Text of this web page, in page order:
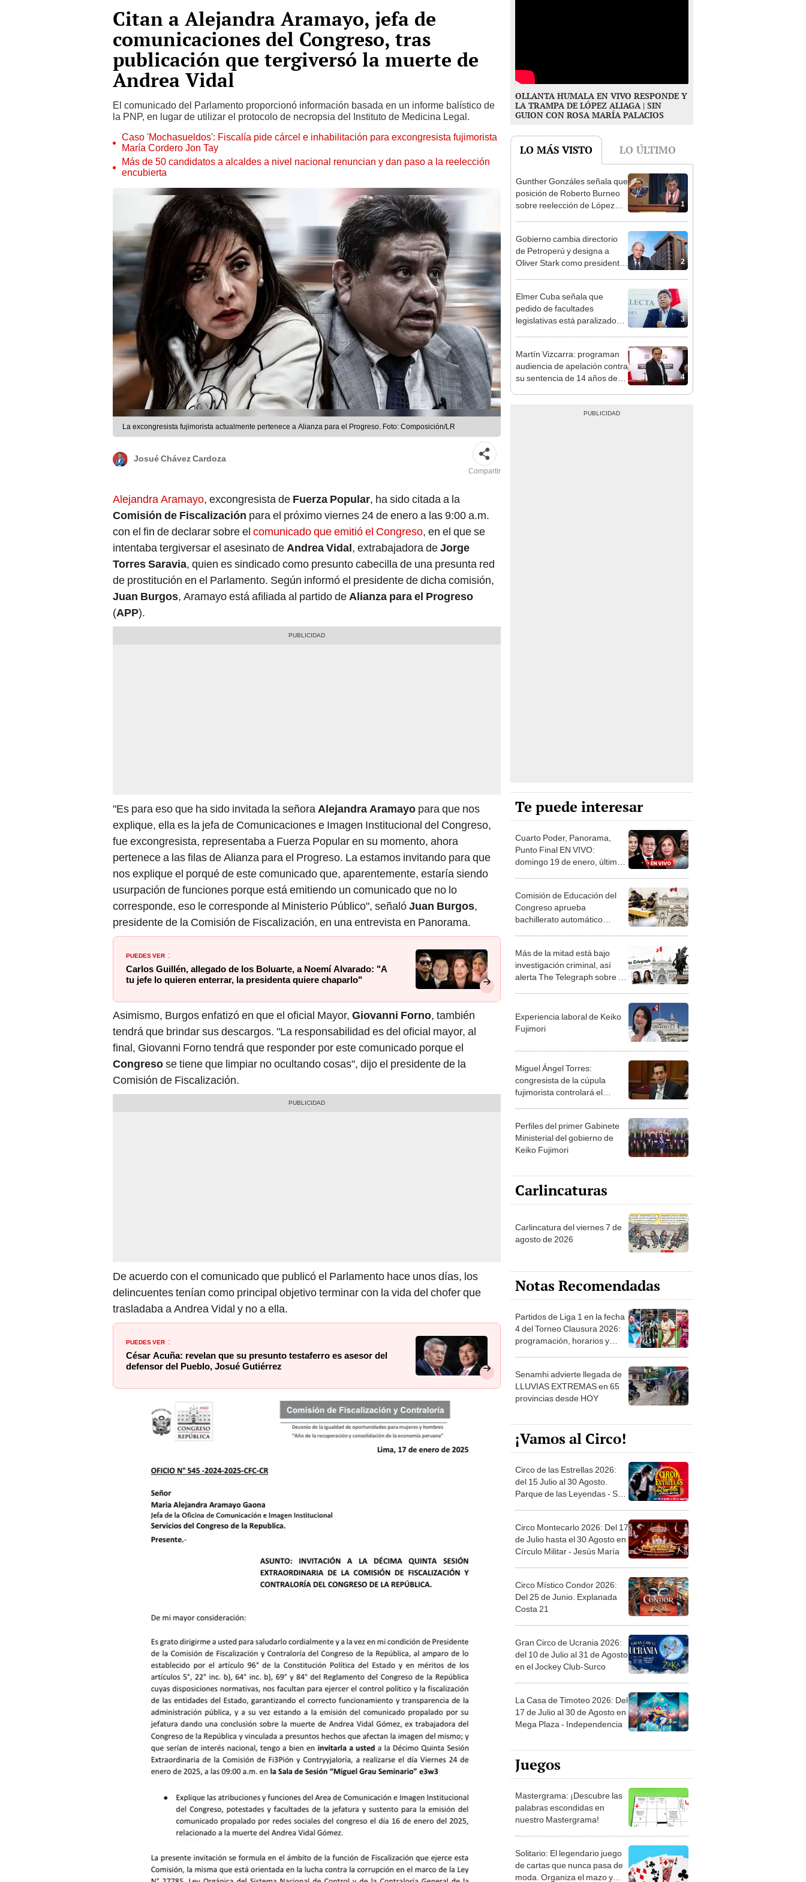
Citan a Alejandra Aramayo, jefa de
comunicaciones del Congreso, tras
publicación que tergiversó la muerte de
Andrea Vidal
El comunicado del Parlamento proporcionó información basada en un informe balístico de
la PNP, en lugar de utilizar el protocolo de necropsia del Instituto de Medicina Legal.
Caso 'Mochasueldos': Fiscalía pide cárcel e inhabilitación para excongresista fujimorista
María Cordero Jon Tay
Más de 50 candidatos a alcaldes a nivel nacional renuncian y dan paso a la reelección
encubierta
La excongresista fujimorista actualmente pertenece a Alianza para el Progreso. Foto: Composición/LR
Josué Chávez Cardoza
Compartir
Alejandra Aramayo, excongresista de Fuerza Popular, ha sido citada a la
Comisión de Fiscalización para el próximo viernes 24 de enero a las 9:00 a.m.
con el fin de declarar sobre el comunicado que emitió el Congreso, en el que se
intentaba tergiversar el asesinato deAndrea Vidal, extrabajadora deJorge
Torres Saravia, quien es sindicado como presunto cabecilla de una presunta red
de prostitución en el Parlamento. Según informó el presidente de dicha comisión,
Juan Burgos, Aramayo está afiliada al partido deAlianza para el Progreso
(APP).
"Es para eso que ha sido invitada la señoraAlejandra Aramayo para que nos
explique, ella es la jefa de Comunicaciones e Imagen Institucional del Congreso,
fue excongresista, representaba a Fuerza Popular en su momento, ahora
pertenece a las filas de Alianza para el Progreso. La estamos invitando para que
nos explique el porqué de este comunicado que, aparentemente, estaría siendo
usurpación de funciones porque está emitiendo un comunicado que no lo
corresponde, eso le corresponde al Ministerio Público", señalóJuan Burgos,
presidente de la Comisión de Fiscalización, en una entrevista en Panorama.
PUEDES VER :
Carlos Guillén, allegado de los Boluarte, a Noemí Alvarado: "A
tu jefe lo quieren enterrar, la presidenta quiere chaparlo"
Asimismo, Burgos enfatizó en que el oficial Mayor, Giovanni Forno, también
tendrá que brindar sus descargos. "La responsabilidad es del oficial mayor, al
final, Giovanni Forno tendrá que responder por este comunicado porque el
Congresose tiene que limpiar no ocultando cosas", dijo el presidente de la
Comisión de Fiscalización.
De acuerdo con el comunicado que publicó el Parlamento hace unos días, los
delincuentes tenían como principal objetivo terminar con la vida del chofer que
trasladaba a Andrea Vidal y no a ella.
PUEDES VER :
César Acuña: revelan que su presunto testaferro es asesor del
defensor del Pueblo, Josué Gutiérrez
OLLANTA HUMALA EN VIVO RESPONDE Y
LA TRAMPA DE LÓPEZ ALIAGA | SIN
GUION CON ROSA MARÍA PALACIOS
LO MÁS VISTO LO ÚLTIMO
1
Gunther Gonzáles señala que
posición de Roberto Burneo
sobre reelección de López
2
Gobierno cambia directorio
de Petroperú y designa a
Oliver Stark como presidente
3
Elmer Cuba señala que
pedido de facultades
legislativas está paralizado
4
Martín Vizcarra: programan
audiencia de apelación contra
su sentencia de 14 años de
Te puede interesar
Cuarto Poder, Panorama,
Punto Final EN VIVO:
domingo 19 de enero, últimas
Comisión de Educación del
Congreso aprueba
bachillerato automático
Más de la mitad está bajo
investigación criminal, así
alerta The Telegraph sobre el
Experiencia laboral de Keiko
Fujimori
Miguel Ángel Torres:
congresista de la cúpula
fujimorista controlará el
Perfiles del primer Gabinete
Ministerial del gobierno de
Keiko Fujimori
Carlincaturas
Carlincatura del viernes 7 de
agosto de 2026
Notas Recomendadas
Partidos de Liga 1 en la fecha
4 del Torneo Clausura 2026:
programación, horarios y
Senamhi advierte llegada de
LLUVIAS EXTREMAS en 65
provincias desde HOY
¡Vamos al Circo!
Circo de las Estrellas 2026:
del 15 Julio al 30 Agosto.
Parque de las Leyendas - San
Circo Montecarlo 2026: Del 17
de Julio hasta el 30 Agosto en
Círculo Militar - Jesús María
Circo Místico Condor 2026:
Del 25 de Junio. Explanada
Costa 21
Gran Circo de Ucrania 2026:
del 10 de Julio al 31 de Agosto
en el Jockey Club-Surco
La Casa de Timoteo 2026: Del
17 de Julio al 30 de Agosto en
Mega Plaza - Independencia
Juegos
Mastergrama: ¡Descubre las
palabras escondidas en
nuestro Mastergrama!
Solitario: El legendario juego
de cartas que nunca pasa de
moda. Organiza el mazo y